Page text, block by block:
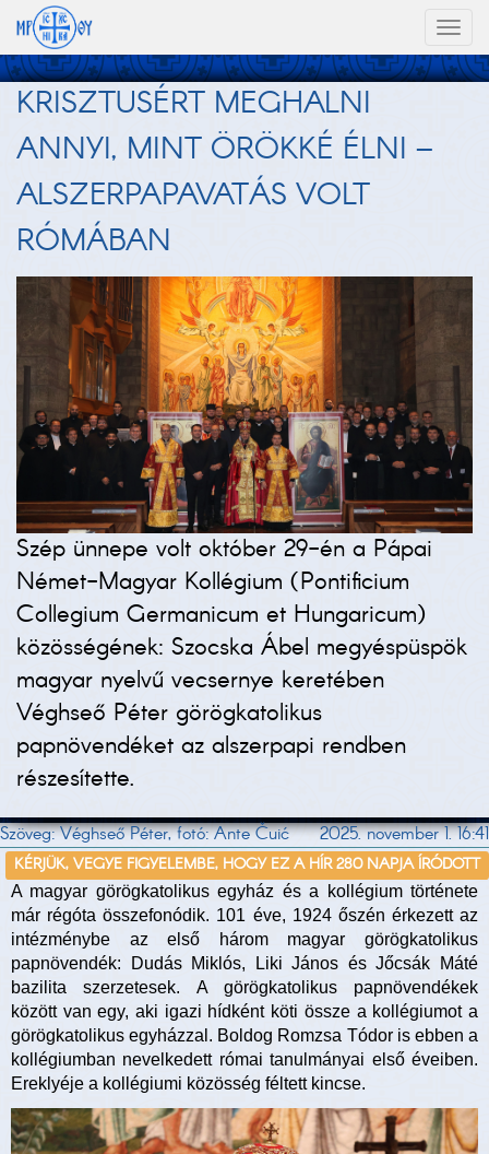
KRISZTUSÉRT MEGHALNI
ANNYI, MINT ÖRÖKKÉ ÉLNI –
ALSZERPAPAVATÁS VOLT
RÓMÁBAN
Szép ünnepe volt október 29-én a Pápai
Német-Magyar Kollégium (Pontificium
Collegium Germanicum et Hungaricum)
közösségének: Szocska Ábel megyéspüspök
magyar nyelvű vecsernye keretében
Véghseő Péter görögkatolikus
papnövendéket az alszerpapi rendben
részesítette.
Szöveg: Véghseő Péter, fotó: Ante Čuić 2025. november 1. 16:41
KÉRJÜK, VEGYE FIGYELEMBE, HOGY EZ A HÍR 280 NAPJA ÍRÓDOTT
A magyar görögkatolikus egyház és a kollégium története
már régóta összefonódik. 101 éve, 1924 őszén érkezett az
intézménybe az első három magyar görögkatolikus
papnövendék: Dudás Miklós, Liki János és Jőcsák Máté
bazilita szerzetesek. A görögkatolikus papnövendékek
között van egy, aki igazi hídként köti össze a kollégiumot a
görögkatolikus egyházzal. Boldog Romzsa Tódor is ebben a
kollégiumban nevelkedett római tanulmányai első éveiben.
Ereklyéje a kollégiumi közösség féltett kincse.